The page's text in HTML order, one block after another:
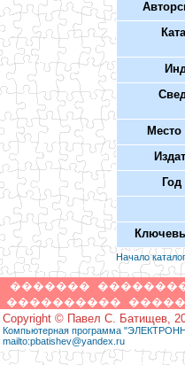
Место
Начало
�������
����������
Copyright © Павел С. Батищев,
Компьютерная программа
mailto:pbatishev@yandex.ru